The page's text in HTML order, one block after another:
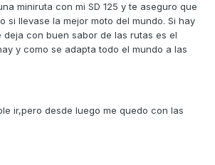
miniruta con mi SD 125 y te aseguro que
si llevase la mejor moto del mundo. Si hay
deja con buen sabor de las rutas es el
y como se adapta todo el mundo a las
ir,pero desde luego me quedo con las